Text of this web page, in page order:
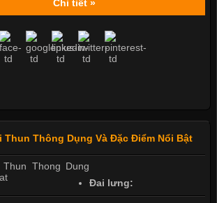
Chi tiết »
Thun Thông Dụng Và Đặc Điểm Nổi Bật
Đai lưng: